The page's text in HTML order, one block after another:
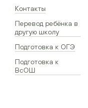
Контакты
Перевод ребёнка в
другую школу
Подготовка к ОГЭ
Подготовка к
ВсОШ